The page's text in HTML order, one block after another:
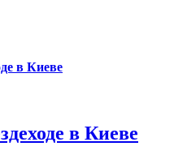
в Киеве
в Киеве